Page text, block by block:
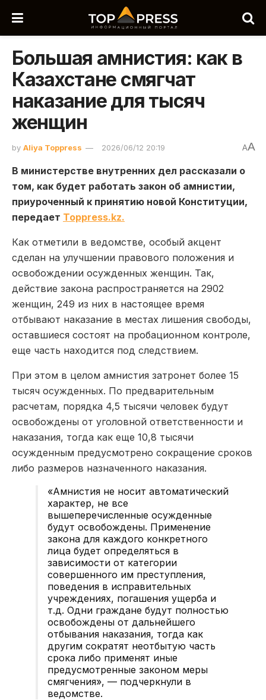
Большая амнистия: как в
Казахстане смягчат
наказание для тысяч
женщин
by Aliya Toppress 2026/06/12 20:19 AA
В министерстве внутренних дел рассказали о
том, как будет работать закон об амнистии,
приуроченный к принятию новой Конституции,
передает Toppress.kz.
Как отметили в ведомстве, особый акцент
сделан на улучшении правового положения и
освобождении осужденных женщин. Так,
действие закона распространяется на 2902
женщин, 249 из них в настоящее время
отбывают наказание в местах лишения свободы,
оставшиеся состоят на пробационном контроле,
еще часть находится под следствием.
При этом в целом амнистия затронет более 15
тысяч осужденных. По предварительным
расчетам, порядка 4,5 тысячи человек будут
освобождены от уголовной ответственности и
наказания, тогда как еще 10,8 тысячи
осужденным предусмотрено сокращение сроков
либо размеров назначенного наказания.
«Амнистия не носит автоматический
характер, не все
вышеперечисленные осужденные
будут освобождены. Применение
закона для каждого конкретного
лица будет определяться в
зависимости от категории
совершенного им преступления,
поведения в исправительных
учреждениях, погашения ущерба и
т.д. Одни граждане будут полностью
освобождены от дальнейшего
отбывания наказания, тогда как
другим сократят неотбытую часть
срока либо применят иные
предусмотренные законом меры
смягчения», — подчеркнули в
ведомстве.